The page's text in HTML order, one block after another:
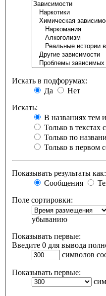
Искать в подфорумах:
Да
Нет
Искать:
В названиях тем
Только в текстах
Только по
Только в первом
Показывать результаты как:
Сообщения
Поле сортировки:
убыванию
Показывать первые:
Введите 0 для вывода
символов
Показывать первые: